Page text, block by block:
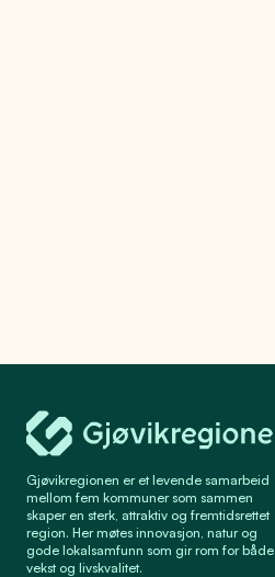
Gjøvikregionen Utvikling
Gjøvikregionen er et levende samarbeid
mellom fem kommuner som sammen
skaper en sterk, attraktiv og fremtidsrettet
region. Her møtes innovasjon, natur og
gode lokalsamfunn som gir rom for både
vekst og livskvalitet.